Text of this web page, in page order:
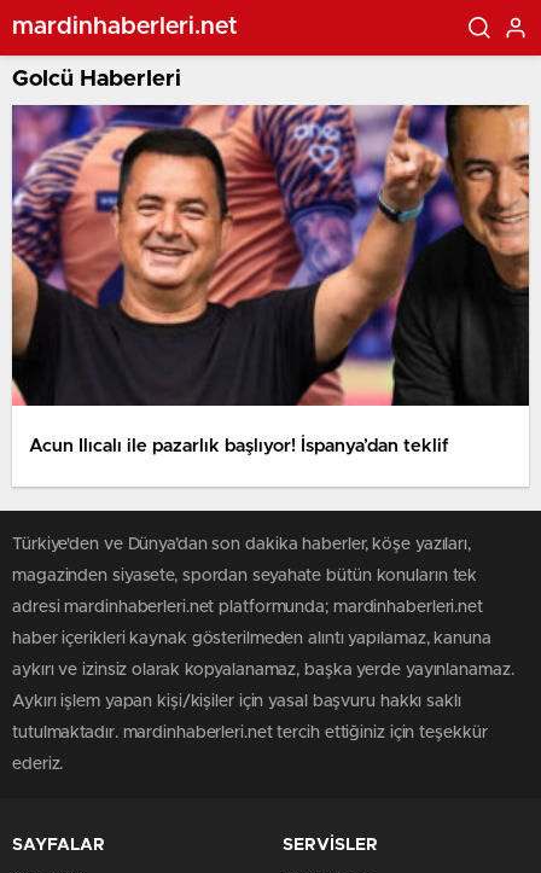
mardinhaberleri.net
Golcü Haberleri
Acun Ilıcalı ile pazarlık başlıyor! İspanya’dan teklif
Türkiye'den ve Dünya’dan son dakika haberler, köşe yazıları,
magazinden siyasete, spordan seyahate bütün konuların tek
adresi mardinhaberleri.net platformunda; mardinhaberleri.net
haber içerikleri kaynak gösterilmeden alıntı yapılamaz, kanuna
aykırı ve izinsiz olarak kopyalanamaz, başka yerde yayınlanamaz.
Aykırı işlem yapan kişi/kişiler için yasal başvuru hakkı saklı
tutulmaktadır. mardinhaberleri.net tercih ettiğiniz için teşekkür
ederiz.
SAYFALAR SERVİSLER